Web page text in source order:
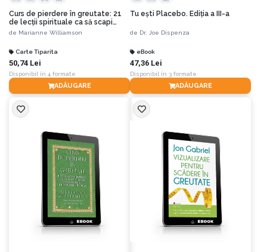
Curs de pierdere în greutate: 21
de lecţii spirituale ca să scapi
pentru totdeauna de kilogramele
de Marianne Williamson
Carte Tiparita
50,74 Lei
Disponibil în 4 formate
ADĂUGARE
Tu eşti Placebo. Ediția a III-a
de Dr. Joe Dispenza
eBook
47,36 Lei
Disponibil în 3 formate
ADĂUGARE